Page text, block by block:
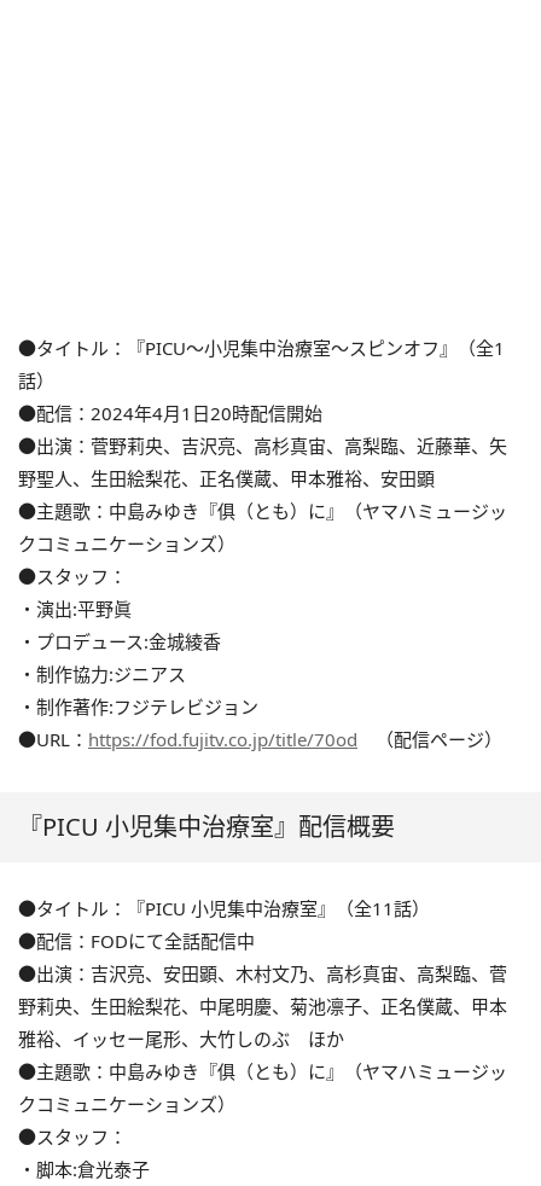
●タイトル：『PICU〜小児集中治療室〜スピンオフ』（全1
話）
●配信：2024年4月1日20時配信開始
●出演：菅野莉央、吉沢亮、高杉真宙、高梨臨、近藤華、矢
野聖人、生田絵梨花、正名僕蔵、甲本雅裕、安田顕
●主題歌：中島みゆき『俱（とも）に』（ヤマハミュージッ
クコミュニケーションズ）
●スタッフ：
・演出:平野眞
・プロデュース:金城綾香
・制作協力:ジニアス
・制作著作:フジテレビジョン
●URL： https://fod.fujitv.co.jp/title/70od （配信ページ）
『PICU 小児集中治療室』配信概要
●タイトル：『PICU 小児集中治療室』（全11話）
●配信：FODにて全話配信中
●出演：吉沢亮、安田顕、木村文乃、高杉真宙、高梨臨、菅
野莉央、生田絵梨花、中尾明慶、菊池凛子、正名僕蔵、甲本
雅裕、イッセー尾形、大竹しのぶ ほか
●主題歌：中島みゆき『俱（とも）に』（ヤマハミュージッ
クコミュニケーションズ）
●スタッフ：
・脚本:倉光泰子